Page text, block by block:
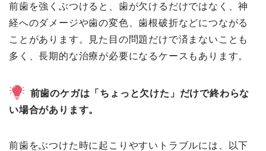
前歯を強くぶつけると、歯が欠けるだけではなく、神
経へのダメージや歯の変色、歯根破折などにつながる
ことがあります。見た目の問題だけで済まないことも
多く、長期的な治療が必要になるケースもあります。
前歯のケガは「ちょっと欠けた」だけで終わらな
い場合があります。
前歯をぶつけた時に起こりやすいトラブルには、以下